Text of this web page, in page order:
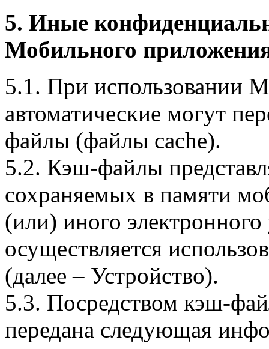
5. Иные
Мобильного
5.1. При использовании
автоматические могут
файлы (файлы cache).
5.2. Кэш-файлы
сохраняемых в памяти
(или) иного электронного
осуществляется
(далее – Устройство).
5.3. Посредством кэш-
передана следующая